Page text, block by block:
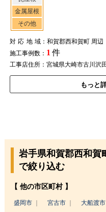
金属屋根
その他
対応地域：和賀郡西和賀町 周辺
施工事例数： 1 件
工事店住所：宮城県大崎市古川沢田
もっと
岩手県和賀郡西和賀
で絞り込む
【 他の市区町村 】
盛岡市 宮古市 大船渡市